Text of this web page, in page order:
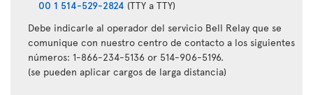
00 1 514-529-2824 (TTY a TTY)
Debe indicarle al operador del servicio Bell Relay que se
comunique con nuestro centro de contacto a los siguientes
números: 1-866-234-5136 or 514-906-5196.
(se pueden aplicar cargos de larga distancia)